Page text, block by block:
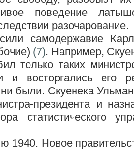
поведение
разочарование.
самодержавие
(7). Например,
только таких
и восторгались его
были. Скуенека
президента и
статистического
1940. Новое